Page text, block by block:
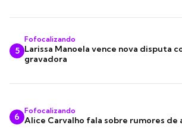
5
Fofocalizando
Larissa Manoela vence nova disputa
gravadora
6
Fofocalizando
Alice Carvalho fala sobre rumores